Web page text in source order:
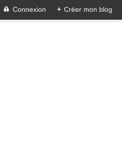
Connexion + Créer mon blog